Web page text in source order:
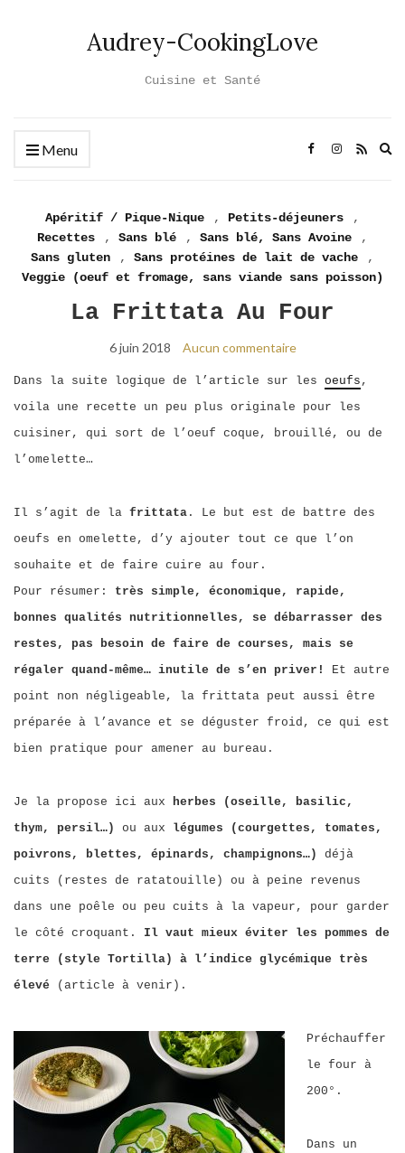
Audrey-CookingLove
Cuisine et Santé
Menu
Apéritif / Pique-Nique , Petits-déjeuners
,
Recettes
, Sans blé , Sans blé, Sans Avoine
,
Sans gluten
, Sans protéines de lait de vache
,
Veggie (oeuf et fromage, sans viande sans poisson)
La Frittata Au Four
6 juin 2018 Aucun commentaire
Dans la suite logique de l’article sur les oeufs ,
voila une recette un peu plus originale pour les
cuisiner, qui sort de l’oeuf coque, brouillé, ou de
l’omelette…
Il s’agit de la frittata . Le but est de battre des
oeufs en omelette, d’y ajouter tout ce que l’on
souhaite et de faire cuire au four.
Pour résumer: très simple, économique, rapide,
bonnes qualités nutritionnelles, se débarrasser des
restes, pas besoin de faire de courses, mais se
régaler quand-même… inutile de s’en priver!
Et autre
point non négligeable, la frittata peut aussi être
préparée à l’avance et se déguster froid, ce qui est
bien pratique pour amener au bureau.
Je la propose ici aux herbes (oseille, basilic,
thym, persil…) ou aux légumes (courgettes, tomates,
poivrons, blettes, épinards, champignons…) déjà
cuits (restes de ratatouille) ou à peine revenus
dans une poêle ou peu cuits à la vapeur, pour garder
le côté croquant. Il vaut mieux éviter les pommes de
terre (style Tortilla) à l’indice glycémique très
élevé
(article à venir).
Préchauffer
le four à
200°.
Dans un